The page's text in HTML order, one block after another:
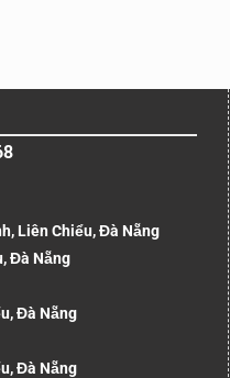
Liên Chiểu, Đà Nẵng
Đà Nẵng
Đà Nẵng
Đà Nẵng